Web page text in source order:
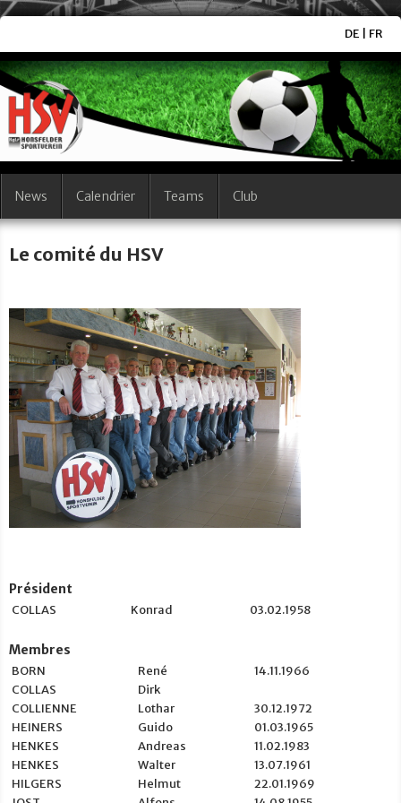
DE FR
News Calendrier Teams Club
Le comité du HSV
Président
COLLAS Konrad 03.02.1958
Membres
BORN René
14.11.1966
COLLAS
Dirk
COLLIENNE
Lothar
30.12.1972
HEINERS
Guido
01.03.1965
HENKES
Andreas
11.02.1983
HENKES
Walter
13.07.1961
HILGERS
Helmut
22.01.1969